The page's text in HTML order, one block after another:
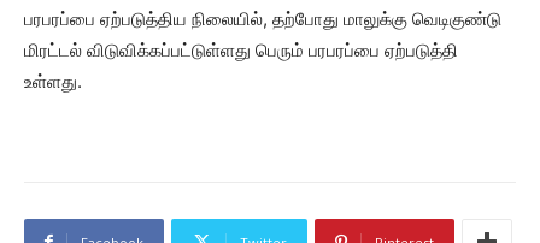
பரபரப்பை ஏற்படுத்திய நிலையில், தற்போது மாலுக்கு வெடிகுண்டு
மிரட்டல் விடுவிக்கப்பட்டுள்ளது பெரும் பரபரப்பை ஏற்படுத்தி
உள்ளது.